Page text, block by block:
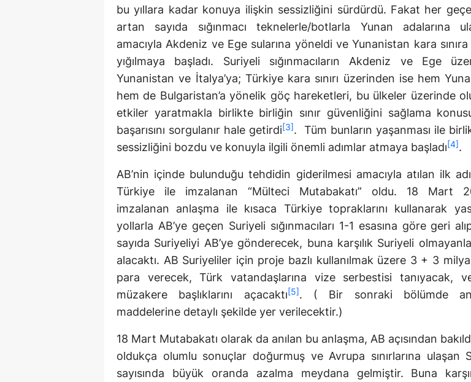
bu yıllara kadar konuya ilişkin sessizliğini sürdürdü. Fakat her
artan sayıda sığınmacı teknelerle/botlarla Yunan adalarına
amacıyla Akdeniz ve Ege sularına yöneldi ve Yunanistan kara
yığılmaya başladı. Suriyeli sığınmacıların Akdeniz ve Ege
Yunanistan ve İtalya’ya; Türkiye kara sınırı üzerinden ise hem
hem de Bulgaristan’a yönelik göç hareketleri, bu ülkeler üzerinde
etkiler yaratmakla birlikte birliğin sınır güvenliğini sağlama
başarısını sorgulanır hale getirdi[3] . Tüm bunların yaşanması ile
sessizliğini bozdu ve konuyla ilgili önemli adımlar atmaya başladı [4] .
AB’nin içinde bulunduğu tehdidin giderilmesi amacıyla atılan ilk
Türkiye ile imzalanan “Mülteci Mutabakatı” oldu. 18 Mart
imzalanan anlaşma ile kısaca Türkiye topraklarını kullanarak
yollarla AB’ye geçen Suriyeli sığınmacıları 1-1 esasına göre geri
sayıda Suriyeliyi AB’ye gönderecek, buna karşılık Suriyeli
alacaktı. AB Suriyeliler için proje bazlı kullanılmak üzere 3 + 3
para verecek, Türk vatandaşlarına vize serbestisi tanıyacak,
müzakere başlıklarını açacaktı [5] . ( Bir sonraki bölümde
maddelerine detaylı şekilde yer verilecektir.)
18 Mart Mutabakatı olarak da anılan bu anlaşma, AB açısından
oldukça olumlu sonuçlar doğurmuş ve Avrupa sınırlarına ulaşan
sayısında büyük oranda azalma meydana gelmiştir. Buna